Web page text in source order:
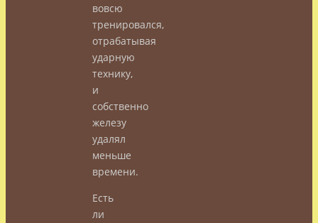
вовсю
тренировался,
отрабатывая
ударную
технику,
и
собственно
железу
удалял
меньше
времени.
Есть
ли